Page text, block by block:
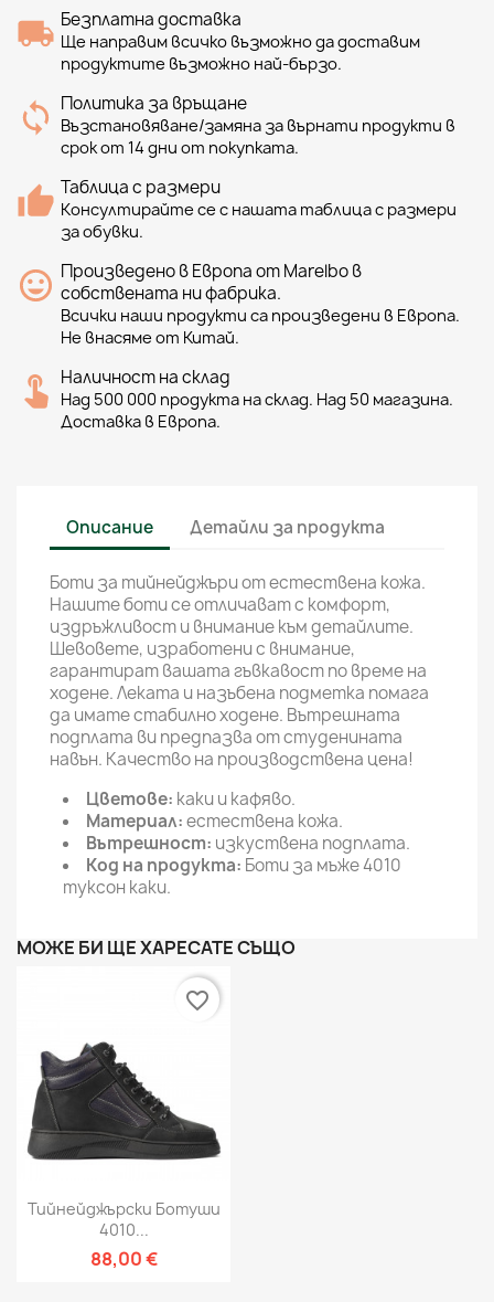
Безплатна доставка
Ще направим всичко възможно да доставим
продуктите възможно най-бързо.
Политика за връщане
Възстановяване/замяна за върнати продукти в
срок от 14 дни от покупката.
Таблица с размери
Консултирайте се с нашата таблица с размери
за обувки.
Произведено в Европа от Marelbo в
собствената ни фабрика.
Всички наши продукти са произведени в Европа.
Не внасяме от Китай.
Наличност на склад
Над 500 000 продукта на склад. Над 50 магазина.
Доставка в Европа.
Описание Детайли за продукта
Боти за тийнейджъри от естествена кожа.
Нашите боти се отличават с комфорт,
издръжливост и внимание към детайлите.
Шевовете, изработени с внимание,
гарантират вашата гъвкавост по време на
ходене. Леката и назъбена подметка помага
да имате стабилно ходене. Вътрешната
подплата ви предпазва от студенината
навън. Качество на производствена цена!
Цветове: каки и кафяво.
Материал:естествена кожа.
Вътрешност: изкуствена подплата.
Код на продукта: Боти за мъже 4010
туксон каки.
МОЖЕ БИ ЩЕ ХАРЕСАТЕ СЪЩО
Тийнейджърски Ботуши
4010...
88,00 €
favorite_border